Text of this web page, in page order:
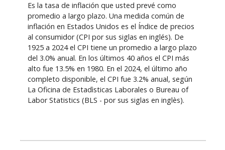
Es la tasa de inflación que usted prevé como
promedio a largo plazo. Una medida común de
inflación en Estados Unidos es el Índice de precios
al consumidor (CPI por sus siglas en inglés). De
1925 a 2024 el CPI tiene un promedio a largo plazo
del 3.0% anual. En los últimos 40 años el CPI más
alto fue 13.5% en 1980. En el 2024, el último año
completo disponible, el CPI fue 3.2% anual, según
La Oficina de Estadìsticas Laborales o Bureau of
Labor Statistics (BLS - por sus siglas en inglès).